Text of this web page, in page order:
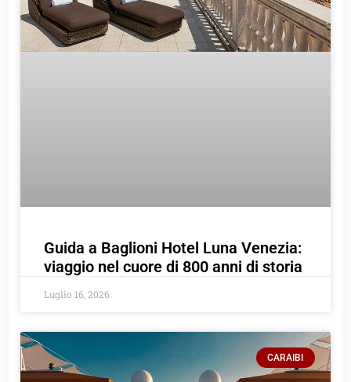
Guida a Baglioni Hotel Luna Venezia:
viaggio nel cuore di 800 anni di storia
Luglio 16, 2026
CARAIBI